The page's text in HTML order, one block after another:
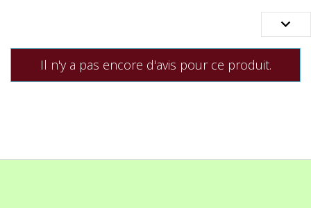

Il n'y a pas encore d'avis pour ce produit.